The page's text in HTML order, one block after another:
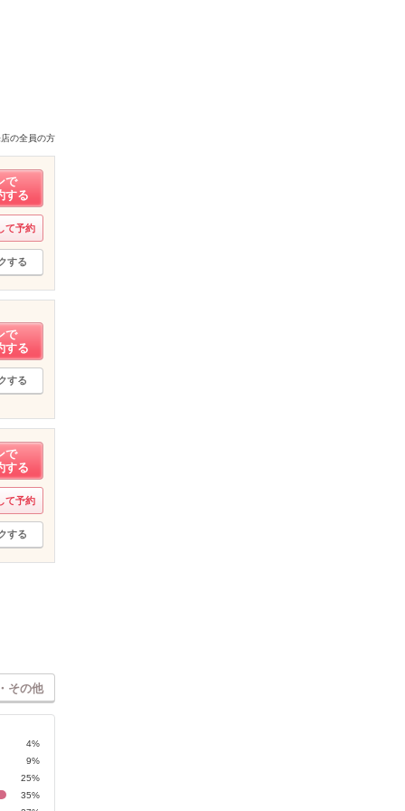
の全員の方
で
する
て予約
する
で
する
する
で
する
て予約
する
その他
4%
9%
25%
35%